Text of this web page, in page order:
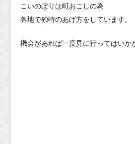
こいのぼりは町おこしの為
各地で独特のあげ方をしています。
機会があれば一度見に行ってはいか